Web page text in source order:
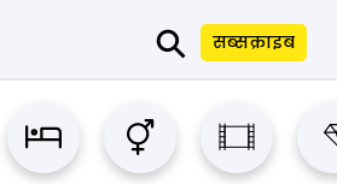
⚲ सब्सक्राइब